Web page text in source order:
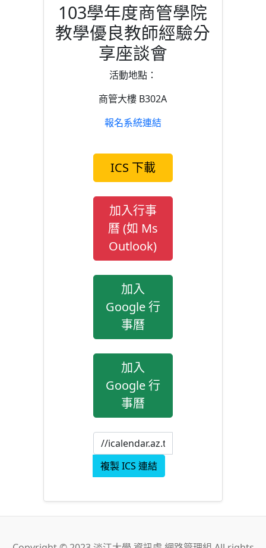
103學年度商管學院
教學優良教師經驗分
享座談會
活動地點：
商管大樓 B302A
報名系統連結
ICS 下載
加入行事
曆 (如 Ms
Outlook)
加入
Google 行
事曆
加入
Google 行
事曆
複製 ICS 連結